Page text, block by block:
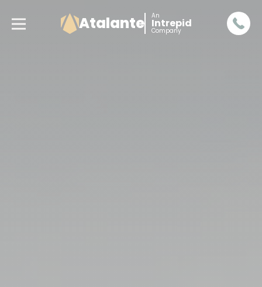
Atalante An
Intrepid
Company